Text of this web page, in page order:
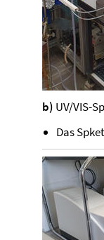
b) UV/VIS-
Das